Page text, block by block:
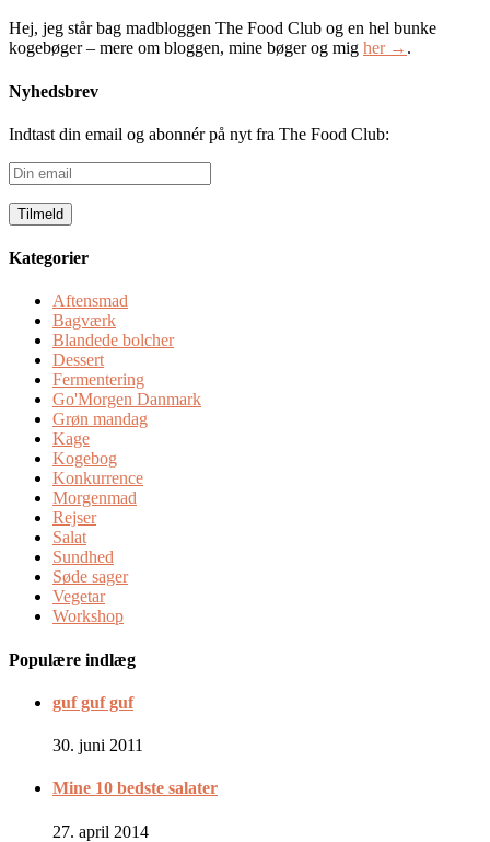
Hej, jeg står bag madbloggen The Food Club og en hel bunke
kogebøger – mere om bloggen, mine bøger og mig her → .
Nyhedsbrev
Indtast din email og abonnér på nyt fra The Food Club:
Din
email
Kategorier
Aftensmad
Bagværk
Blandede bolcher
Dessert
Fermentering
Go'Morgen Danmark
Grøn mandag
Kage
Kogebog
Konkurrence
Morgenmad
Rejser
Salat
Sundhed
Søde sager
Vegetar
Workshop
Populære indlæg
guf guf guf
30. juni 2011
Mine 10 bedste salater
27. april 2014